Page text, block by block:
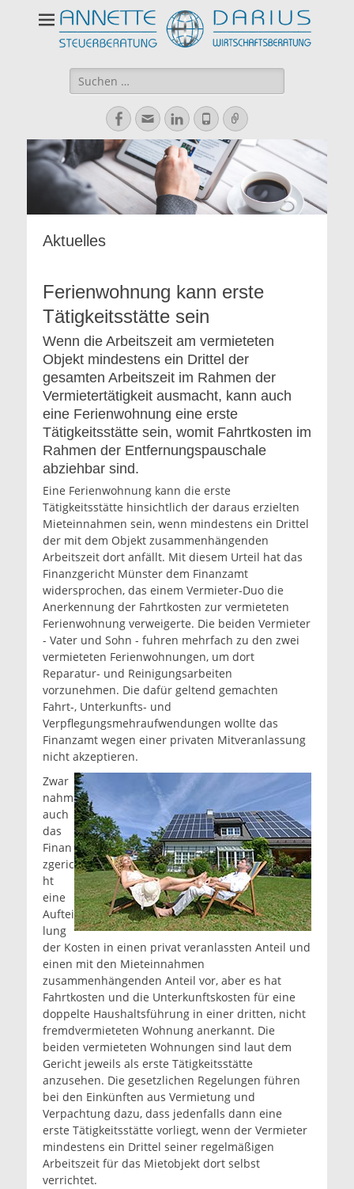
Suchen
nach:
Facebook
E-
Mail
LinkedIn
TelefonVerknüpfung
Aktuelles
Ferienwohnung kann erste
Tätigkeitsstätte sein
Wenn die Arbeitszeit am vermieteten
Objekt mindestens ein Drittel der
gesamten Arbeitszeit im Rahmen der
Vermietertätigkeit ausmacht, kann auch
eine Ferienwohnung eine erste
Tätigkeitsstätte sein, womit Fahrtkosten im
Rahmen der Entfernungspauschale
abziehbar sind.
Eine Ferienwohnung kann die erste
Tätigkeitsstätte hinsichtlich der daraus erzielten
Mieteinnahmen sein, wenn mindestens ein Drittel
der mit dem Objekt zusammenhängenden
Arbeitszeit dort anfällt. Mit diesem Urteil hat das
Finanzgericht Münster dem Finanzamt
widersprochen, das einem Vermieter-Duo die
Anerkennung der Fahrtkosten zur vermieteten
Ferienwohnung verweigerte. Die beiden Vermieter
- Vater und Sohn - fuhren mehrfach zu den zwei
vermieteten Ferienwohnungen, um dort
Reparatur- und Reinigungsarbeiten
vorzunehmen. Die dafür geltend gemachten
Fahrt-, Unterkunfts- und
Verpflegungsmehraufwendungen wollte das
Finanzamt wegen einer privaten Mitveranlassung
nicht akzeptieren.
Zwar
nahm
auch
das
Finan
zgeric
ht
eine
Auftei
lung
der Kosten in einen privat veranlassten Anteil und
einen mit den Mieteinnahmen
zusammenhängenden Anteil vor, aber es hat
Fahrtkosten und die Unterkunftskosten für eine
doppelte Haushaltsführung in einer dritten, nicht
fremdvermieteten Wohnung anerkannt. Die
beiden vermieteten Wohnungen sind laut dem
Gericht jeweils als erste Tätigkeitsstätte
anzusehen. Die gesetzlichen Regelungen führen
bei den Einkünften aus Vermietung und
Verpachtung dazu, dass jedenfalls dann eine
erste Tätigkeitsstätte vorliegt, wenn der Vermieter
mindestens ein Drittel seiner regelmäßigen
Arbeitszeit für das Mietobjekt dort selbst
verrichtet.